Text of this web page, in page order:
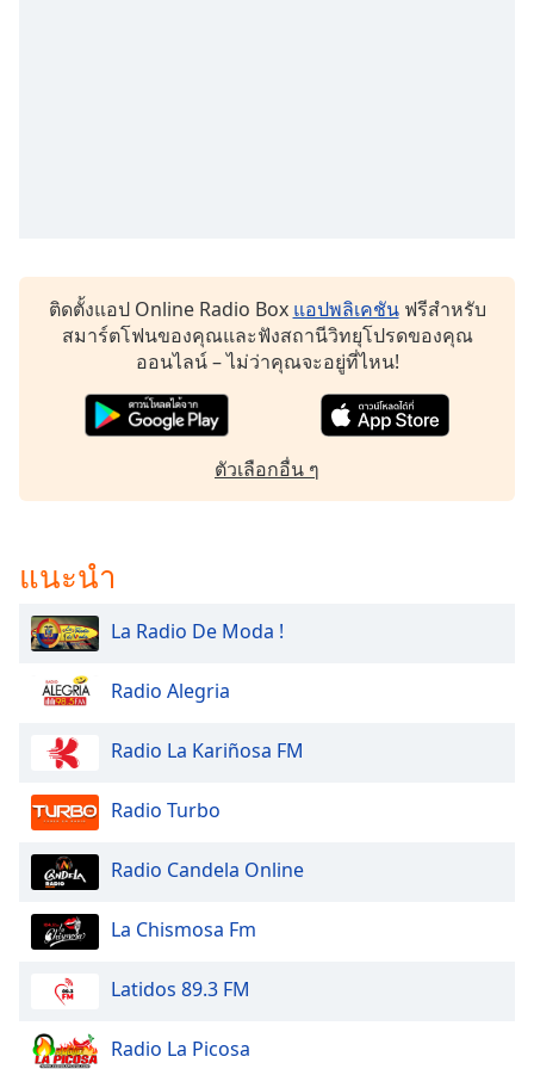
Text
Color
Opacity
Caption
Area
Background
Color
Font
Text
ติดตั้งแอป Online Radio Box แอปพลิเคชันฟรีสำหรับ
สมาร์ตโฟนของคุณและฟังสถานีวิทยุโปรดของคุณ
ออนไลน์ – ไม่ว่าคุณจะอยู่ที่ไหน!
ตัวเลือกอื่น ๆ
แนะนำ
La Radio De Moda !
Radio Alegria
Radio La Kariñosa FM
Radio Turbo
Radio Candela Online
La Chismosa Fm
Latidos 89.3 FM
Radio La Picosa